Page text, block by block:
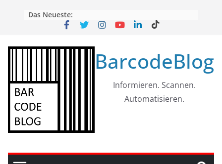
Das Neueste:
BarcodeBlog
Informieren. Scannen.
Automatisieren.